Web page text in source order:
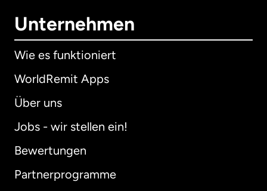
Unternehmen
Wie es funktioniert
WorldRemit Apps
Über uns
Jobs - wir stellen ein!
Bewertungen
Partnerprogramme